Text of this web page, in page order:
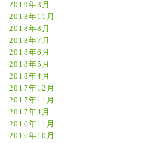
2019年3月
2018年11月
2018年8月
2018年7月
2018年6月
2018年5月
2018年4月
2017年12月
2017年11月
2017年4月
2016年11月
2016年10月